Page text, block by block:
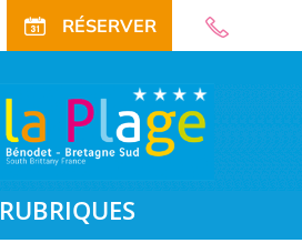
RÉSERVER
RUBRIQUES